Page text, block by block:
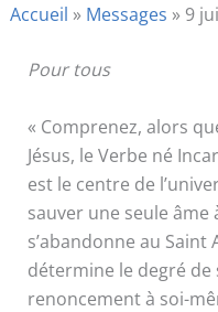
Accueil » Messages » 9
Pour tous
« Comprenez, alors
Jésus, le Verbe né
est le centre de
sauver une seule âme
s’abandonne au Saint
détermine le degré de
renoncement à soi-